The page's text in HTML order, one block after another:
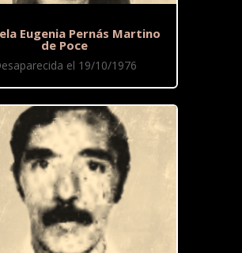
Eugenia Pernás Martino
de Poce
el 19/10/1976